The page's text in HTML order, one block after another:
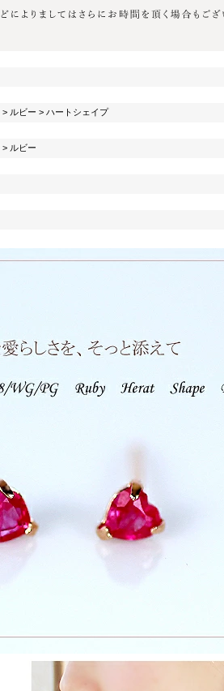
> ルビー > ハートシェイプ
> ルビー